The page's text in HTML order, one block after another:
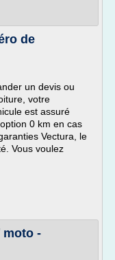
de
un devis ou
votre
est assuré
0 km en cas
Vectura, le
Vous voulez
moto -